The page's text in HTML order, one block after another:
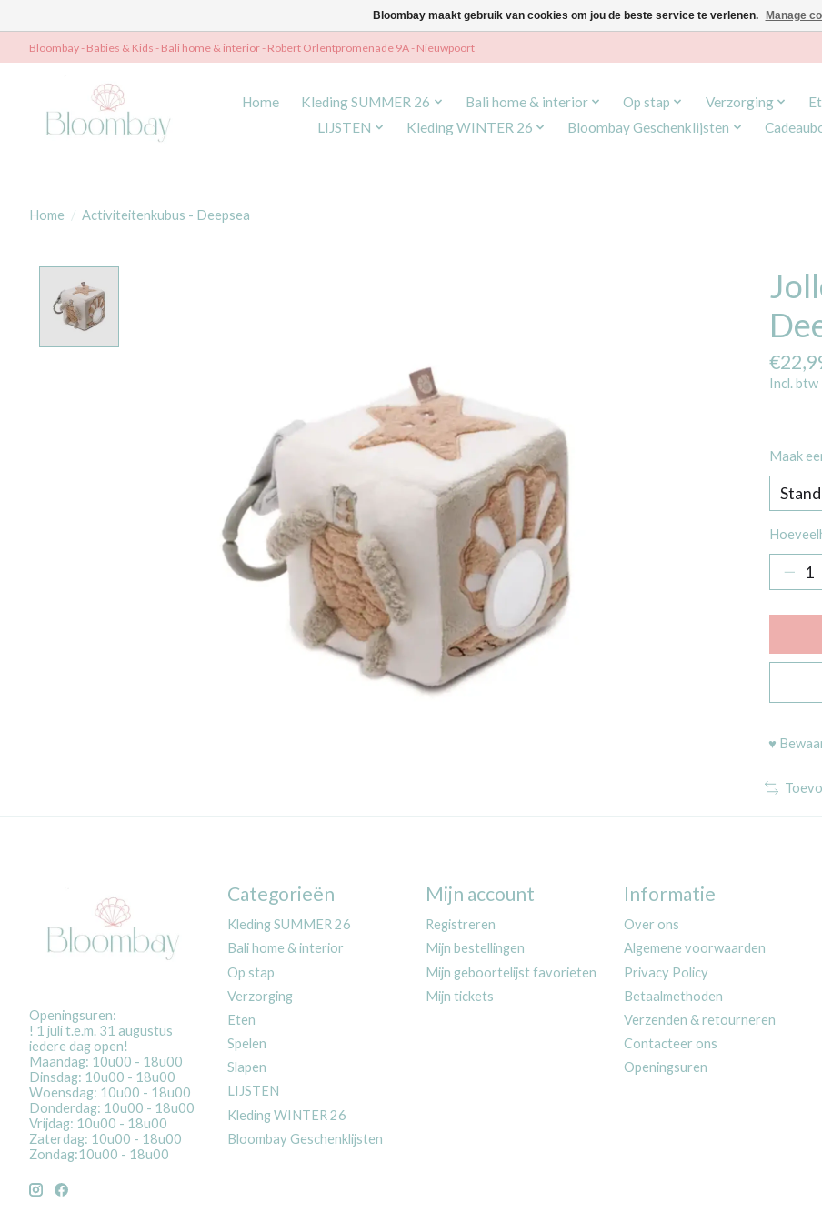
Bloombay - Babies & Kids - Bali home & interior - Robert Orlentpromenade 9A - Nieuwpoort
Home Kleding SUMMER 26 Bali home & interior Op stap Verzorging
LIJSTEN
Kleding WINTER 26 Bloombay Geschenklijsten
Home / Activiteitenkubus - Deepsea
Incl. btw
Maak
♥
Openingsuren:
! 1 juli t.e.m. 31 augustus
iedere dag open!
Maandag: 10u00 - 18u00
Dinsdag: 10u00 - 18u00
Woensdag: 10u00 - 18u00
Donderdag: 10u00 - 18u00
Vrijdag: 10u00 - 18u00
Zaterdag: 10u00 - 18u00
Zondag:10u00 - 18u00
Categorieën
Kleding SUMMER 26
Bali home & interior
Op stap
Verzorging
Eten
Spelen
Slapen
LIJSTEN
Kleding WINTER 26
Bloombay Geschenklijsten
Mijn account
Registreren
Mijn bestellingen
Mijn geboortelijst favorieten
Mijn tickets
Informatie
Over ons
Algemene voorwaarden
Privacy Policy
Betaalmethoden
Verzenden & retourneren
Contacteer ons
Openingsuren
Bloombay maakt gebruik van cookies om jou de beste service te verlenen. Manage